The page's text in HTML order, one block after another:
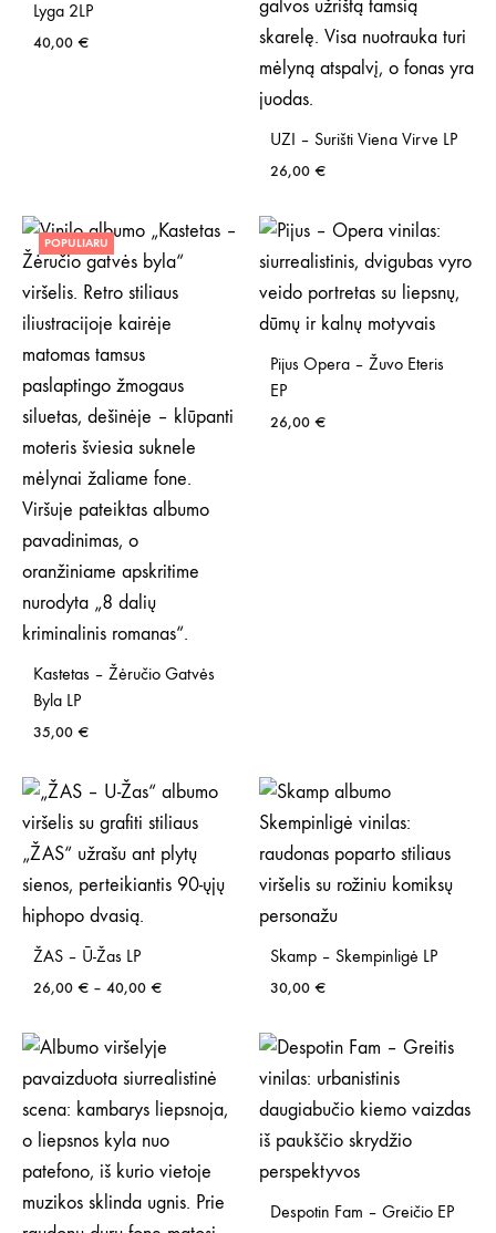
Lyga 2LP
40,00 €
UZI – Surišti Viena Virve LP
26,00 €
POPULIARU
Kastetas – Žėručio Gatvės
Byla LP
35,00 €
Pijus Opera – Žuvo Eteris
EP
26,00 €
ŽAS – Ū-Žas LP
26,00 € – 40,00 €Price
through
40,00 €
Skamp – Skempinligė LP
30,00 €
Despotin Fam – Greičio EP